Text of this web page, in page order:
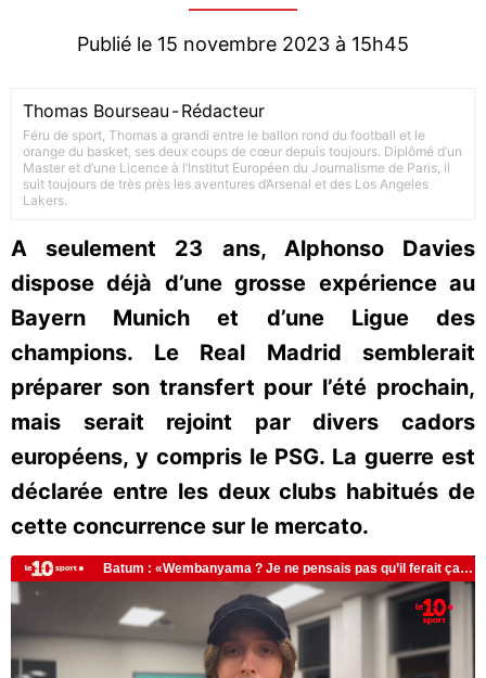
Publié le 15 novembre 2023 à 15h45
Thomas Bourseau -Rédacteur
Féru de sport, Thomas a grandi entre le ballon rond du football et le
orange du basket, ses deux coups de cœur depuis toujours. Diplômé d’un
Master et d’une Licence à l’Institut Européen du Journalisme de Paris, il
suit toujours de très près les aventures d’Arsenal et des Los Angeles
Lakers.
A seulement 23 ans, Alphonso Davies
dispose déjà d’une grosse expérience au
Bayern Munich et d’une Ligue des
champions. Le Real Madrid semblerait
préparer son transfert pour l’été prochain,
mais serait rejoint par divers cadors
européens, y compris le PSG. La guerre est
déclarée entre les deux clubs habitués de
cette concurrence sur le mercato.